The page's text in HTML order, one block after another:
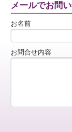
メールでお問
お名前
お問合せ内容